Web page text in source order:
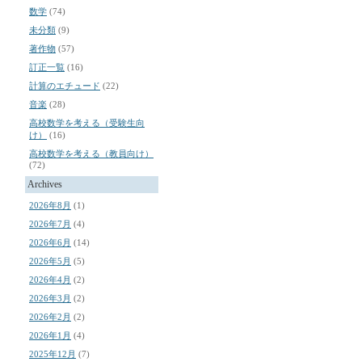
数学 (74)
未分類 (9)
著作物 (57)
訂正一覧 (16)
計算のエチュード (22)
音楽 (28)
高校数学を考える（受験生向
け）
(16)
高校数学を考える（教員向け）
(72)
Archives
2026年8月 (1)
2026年7月 (4)
2026年6月 (14)
2026年5月 (5)
2026年4月 (2)
2026年3月 (2)
2026年2月 (2)
2026年1月 (4)
2025年12月 (7)